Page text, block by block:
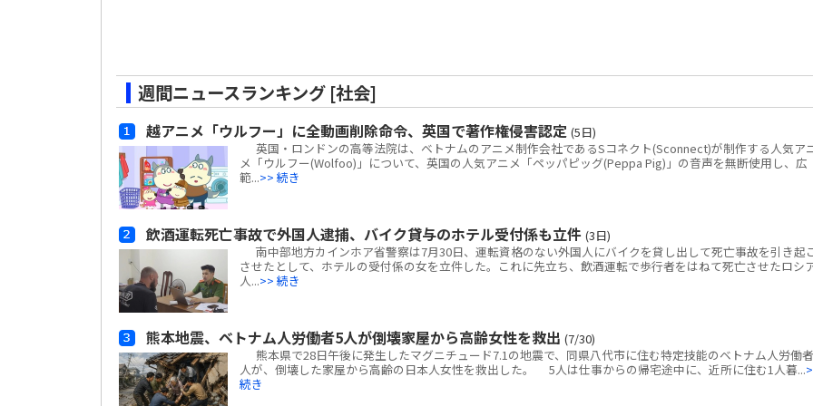
週間ニュースランキング [社会]
越アニメ「ウルフー」に全動画削除命令、英国で著作権侵害認定 (5日)
英国・ロンドンの高等法院は、ベトナムのアニメ制作会社であるSコネクト(Sconnect)が制作する人気ア
メ「ウルフー(Wolfoo)」について、英国の人気アニメ「ペッパピッグ(Peppa Pig)」の音声を無断使用し、広
範...>> 続き
飲酒運転死亡事故で外国人逮捕、バイク貸与のホテル受付係も立件 (3日)
南中部地方カインホア省警察は7月30日、運転資格のない外国人にバイクを貸し出して死亡事故を引き起
させたとして、ホテルの受付係の女を立件した。これに先立ち、飲酒運転で歩行者をはねて死亡させたロシ
人...>> 続き
熊本地震、ベトナム人労働者5人が倒壊家屋から高齢女性を救出 (7/30)
熊本県で28日午後に発生したマグニチュード7.1の地震で、同県八代市に住む特定技能のベトナム人労働
人が、倒壊した家屋から高齢の日本人女性を救出した。 5人は仕事からの帰宅途中に、近所に住む1人暮...
続き